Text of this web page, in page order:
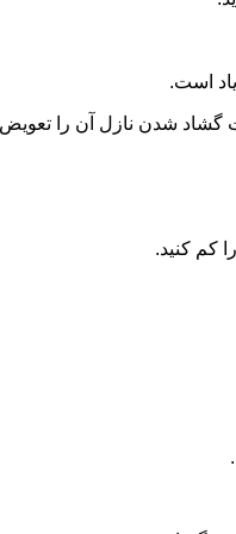
است.
شدن نازل آن را تعویض
کم کنید.